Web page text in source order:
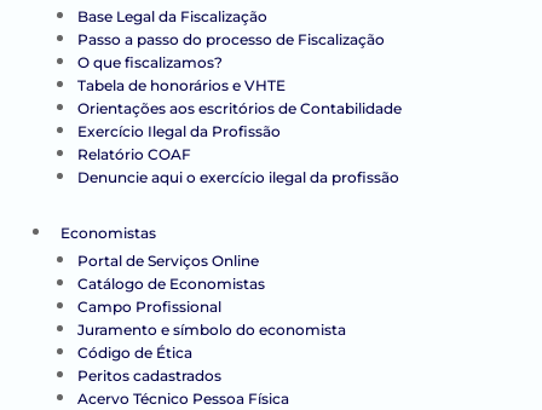
Base Legal da Fiscalização
Passo a passo do processo de Fiscalização
O que fiscalizamos?
Tabela de honorários e VHTE
Orientações aos escritórios de Contabilidade
Exercício Ilegal da Profissão
Relatório COAF
Denuncie aqui o exercício ilegal da profissão
Economistas
Portal de Serviços Online
Catálogo de Economistas
Campo Profissional
Juramento e símbolo do economista
Código de Ética
Peritos cadastrados
Acervo Técnico Pessoa Física